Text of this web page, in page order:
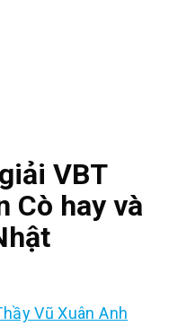
VBT
Cò hay và
Vũ Xuân Anh